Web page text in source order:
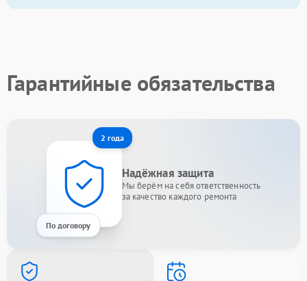
Гарантийные обязательства
2 года
По договору
Надёжная защита
Мы берём на себя ответственность
за качество каждого ремонта